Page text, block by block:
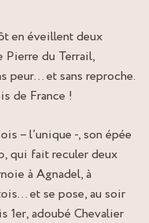
en éveillent deux
Pierre du Terrail,
peur… et sans reproche.
de France !
– l’unique -, son épée
qui fait reculer deux
à Agnadel, à
et se pose, au soir
1er, adoubé Chevalier